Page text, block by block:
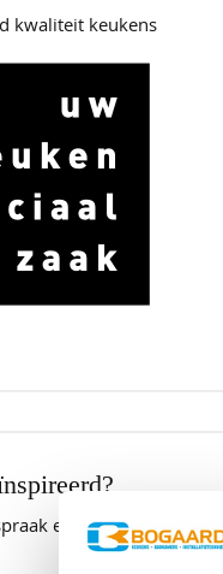
kwaliteit keukens
en we helpen u